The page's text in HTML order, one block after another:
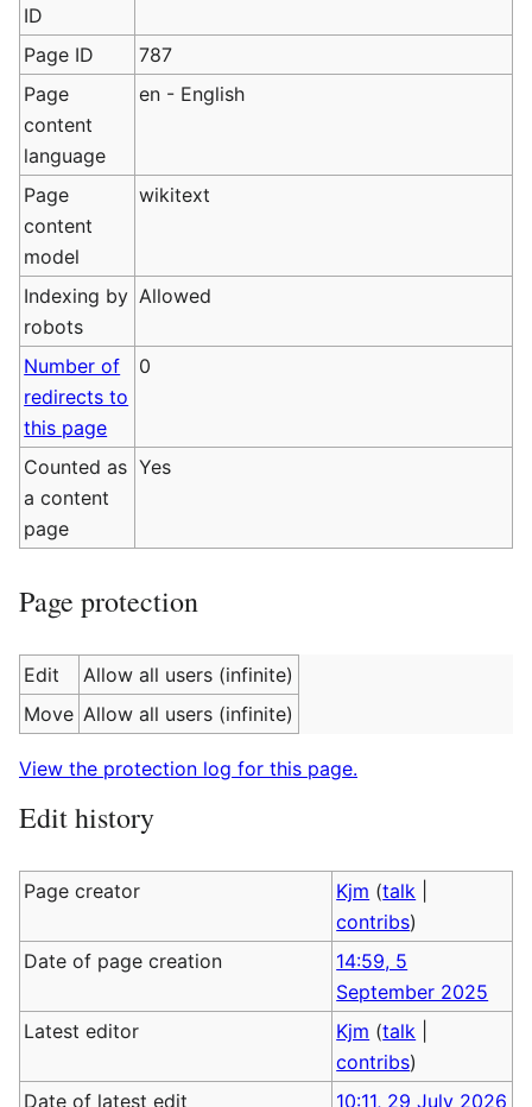
ID
Page ID
787
Page
content
language
en - English
Page
content
model
wikitext
Indexing by
robots
Allowed
Number of
redirects to
this page
0
Counted as
a content
page
Yes
Page protection
Edit
Allow all users (infinite)
Move Allow all users (infinite)
View the protection log for this page.
Edit history
Page creator Kjm (talk
contribs)
Date of page creation
14:59, 5
September 2025
Latest editor
Kjm (talk
contribs)
Date of latest edit
10:11, 29 July 2026